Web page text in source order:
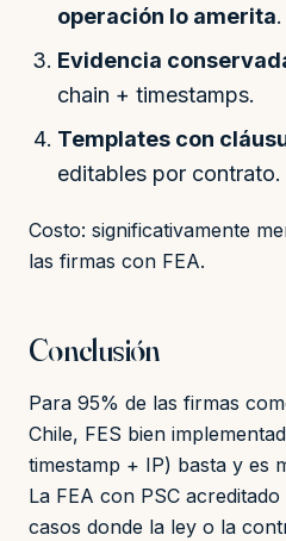
operación lo amerita.
Evidencia
chain + timestamps.
Templates con
editables por contrato.
Costo: significativamente
las firmas con FEA.
Conclusión
Para 95% de las firmas
Chile, FES bien
timestamp + IP) basta y es
La FEA con PSC
casos donde la ley o la